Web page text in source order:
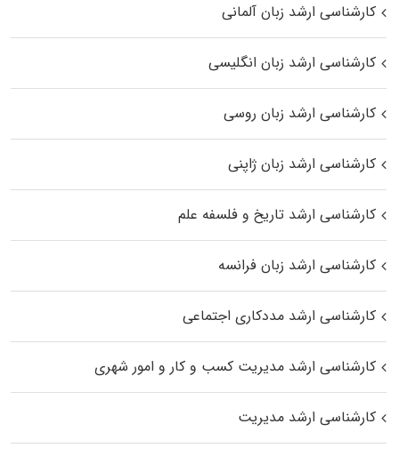
کارشناسی ارشد زبان آلمانی
کارشناسی ارشد زبان انگلیسی
کارشناسی ارشد زبان روسی
کارشناسی ارشد زبان ژاپنی
کارشناسی ارشد تاریخ و فلسفه علم
کارشناسی ارشد زبان فرانسه
کارشناسی ارشد مددکاری اجتماعی
کارشناسی ارشد مدیریت کسب و کار و امور شهری
کارشناسی ارشد مدیریت